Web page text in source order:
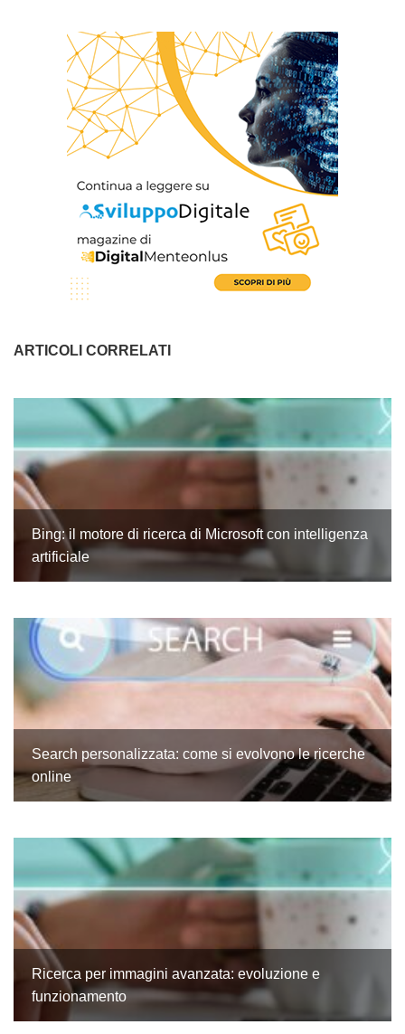
ARTICOLI CORRELATI
Bing: il motore di ricerca di Microsoft con intelligenza
artificiale
Search personalizzata: come si evolvono le ricerche
online
Ricerca per immagini avanzata: evoluzione e
funzionamento